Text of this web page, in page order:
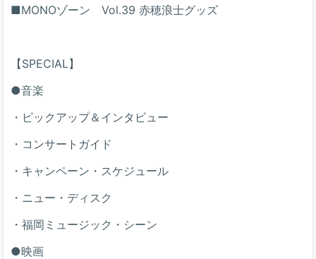
■MONOゾーン Vol.39 赤穂浪士グッズ
【SPECIAL】
●音楽
・ピックアップ＆インタビュー
・コンサートガイド
・キャンペーン・スケジュール
・ニュー・ディスク
・福岡ミュージック・シーン
●映画